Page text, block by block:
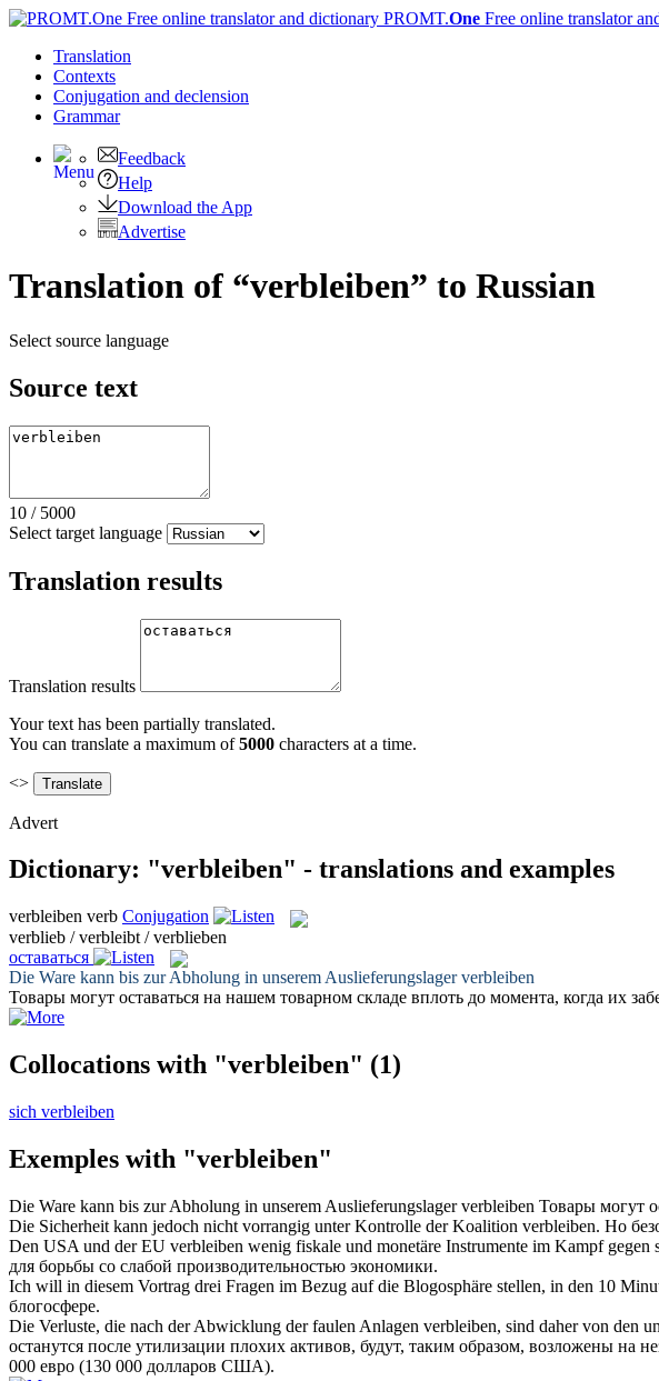
PROMT.One Free online translator
Translation
Contexts
Conjugation and declension
Grammar
Feedback
Help
Download the App
Advertise
Translation of “verbleiben” to Russian
Select source language
Source text
10 / 5000
Select target language
Translation results
Translation results
Your text has been partially translated.
You can translate a maximum of5000 characters at a time.
<>
Advert
Dictionary: "verbleiben" - translations and examples
verbleiben verb Conjugation
verblieb / verbleibt / verblieben
оставаться
Die Ware kann bis zur Abholung in unserem Auslieferungslagerverbleiben
Товары могут оставаться на нашем товарном складе вплоть до момента, когда их
Collocations with "verbleiben" (1)
sich verbleiben
Exemples with "verbleiben"
Die Ware kann bis zur Abholung in unserem Auslieferungslagerverbleiben Товары могут
Die Sicherheit kann jedoch nicht vorrangig unter Kontrolle der Koalition verbleiben. Но
Den USA und der EU verbleiben wenig fiskale und monetäre Instrumente im Kampf gegen
для борьбы со слабой производительностью экономики.
Ich will in diesem Vortrag drei Fragen im Bezug auf die Blogosphäre stellen, in den 10
блогосфере.
Die Verluste, die nach der Abwicklung der faulen Anlagen verbleiben, sind daher von den
останутся после утилизации плохих активов, будут, таким образом, возложены на
000 евро (130 000 долларов США).